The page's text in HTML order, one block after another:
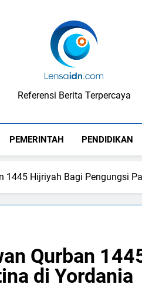
LensaIDN
Referensi Berita Terpercaya
PEMERINTAH PENDIDIKAN
1445 Hijriyah Bagi Pengungsi
Qurban
di Yordania